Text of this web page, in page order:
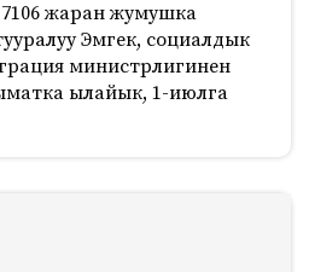
жаран жумушка
Эмгек, социалдык
министрлигинен
ылайык, 1-июлга